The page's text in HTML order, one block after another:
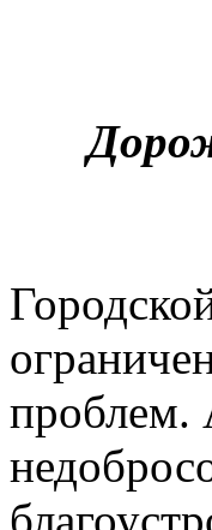
проблем.